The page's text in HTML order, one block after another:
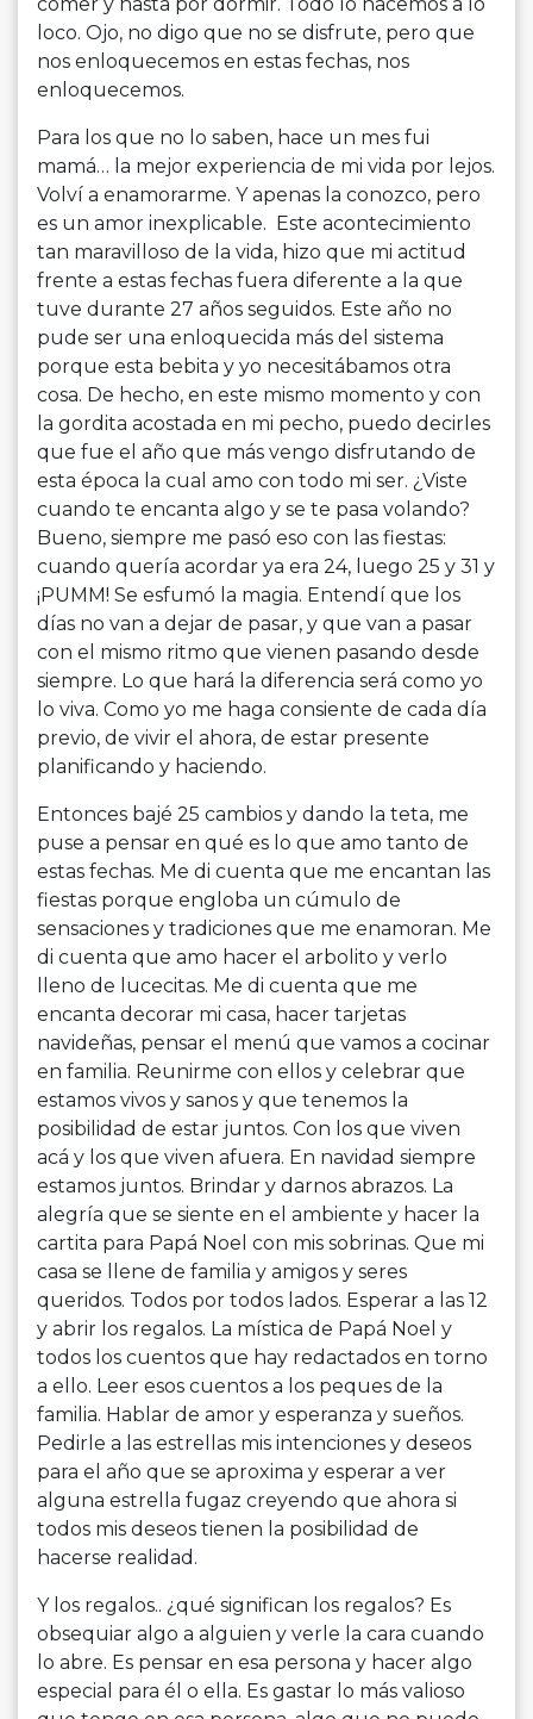
comer y hasta por dormir. Todo lo hacemos a lo
loco. Ojo, no digo que no se disfrute, pero que
nos enloquecemos en estas fechas, nos
enloquecemos.
Para los que no lo saben, hace un mes fui
mamá… la mejor experiencia de mi vida por lejos.
Volví a enamorarme. Y apenas la conozco, pero
es un amor inexplicable. Este acontecimiento
tan maravilloso de la vida, hizo que mi actitud
frente a estas fechas fuera diferente a la que
tuve durante 27 años seguidos. Este año no
pude ser una enloquecida más del sistema
porque esta bebita y yo necesitábamos otra
cosa. De hecho, en este mismo momento y con
la gordita acostada en mi pecho, puedo decirles
que fue el año que más vengo disfrutando de
esta época la cual amo con todo mi ser. ¿Viste
cuando te encanta algo y se te pasa volando?
Bueno, siempre me pasó eso con las fiestas:
cuando quería acordar ya era 24, luego 25 y 31 y
¡PUMM! Se esfumó la magia. Entendí que los
días no van a dejar de pasar, y que van a pasar
con el mismo ritmo que vienen pasando desde
siempre. Lo que hará la diferencia será como yo
lo viva. Como yo me haga consiente de cada día
previo, de vivir el ahora, de estar presente
planificando y haciendo.
Entonces bajé 25 cambios y dando la teta, me
puse a pensar en qué es lo que amo tanto de
estas fechas. Me di cuenta que me encantan las
fiestas porque engloba un cúmulo de
sensaciones y tradiciones que me enamoran. Me
di cuenta que amo hacer el arbolito y verlo
lleno de lucecitas. Me di cuenta que me
encanta decorar mi casa, hacer tarjetas
navideñas, pensar el menú que vamos a cocinar
en familia. Reunirme con ellos y celebrar que
estamos vivos y sanos y que tenemos la
posibilidad de estar juntos. Con los que viven
acá y los que viven afuera. En navidad siempre
estamos juntos. Brindar y darnos abrazos. La
alegría que se siente en el ambiente y hacer la
cartita para Papá Noel con mis sobrinas. Que mi
casa se llene de familia y amigos y seres
queridos. Todos por todos lados. Esperar a las 12
y abrir los regalos. La mística de Papá Noel y
todos los cuentos que hay redactados en torno
a ello. Leer esos cuentos a los peques de la
familia. Hablar de amor y esperanza y sueños.
Pedirle a las estrellas mis intenciones y deseos
para el año que se aproxima y esperar a ver
alguna estrella fugaz creyendo que ahora si
todos mis deseos tienen la posibilidad de
hacerse realidad.
Y los regalos.. ¿qué significan los regalos? Es
obsequiar algo a alguien y verle la cara cuando
lo abre. Es pensar en esa persona y hacer algo
especial para él o ella. Es gastar lo más valioso